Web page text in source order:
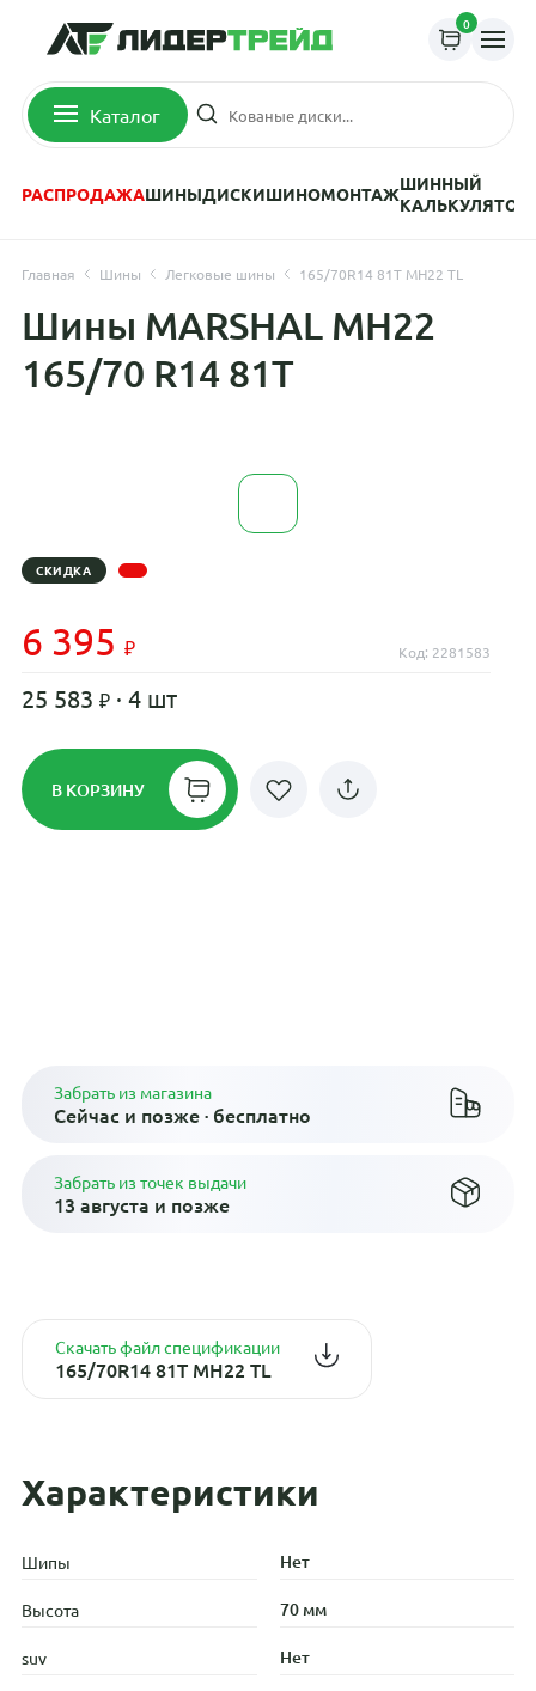
0
Каталог
РАСПРОДАЖАШИНЫДИСКИШИНОМОНТАЖШИННЫЙ
КАЛЬКУЛЯТОР
Главная Шины Легковые шины 165/70R14 81T MH22 TL
Шины MARSHAL MH22
165/70 R14 81T
СКИДКА
6 395 Код: 2281583
25 583 · 4 шт
В КОРЗИНУ
Забрать из магазина
Сейчас и позже · бесплатно
Забрать из точек выдачи
13 августа и позже
Скачать файл спецификации
165/70R14 81T MH22 TL
Характеристики
Шипы Нет
Высота 70 мм
suv Нет